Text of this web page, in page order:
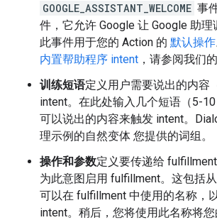
GOOGLE_ASSISTANT_WELCOME 事
件，它允许 Google 让 Google 助理
此事件用于您的 Action 的 默认操作
内置帮助程序 intent ，请参阅我们
训练短语定义用户需要说出的内容
intent。在此处输入几个短语（5-
可以说出的内容来触发 intent。
理示例的自然变体 您提供的词组。
操作和参数定义要传递给
为此意图启用 fulfillment。这包括
可以在 fulfillment 中使用的名称，
intent。稍后，您将使用此名称将